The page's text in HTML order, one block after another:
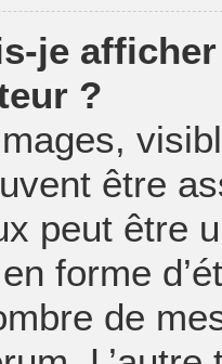
je
?
être
peut
forme
de